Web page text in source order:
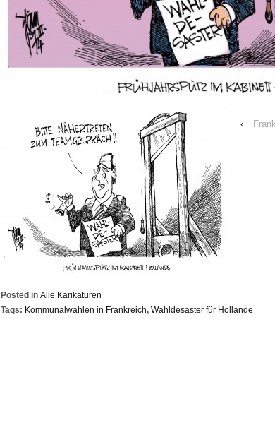
‹
Posted in Alle Karikaturen
Tags: Kommunalwahlen in Frankreich, Wahldesaster für Hollande